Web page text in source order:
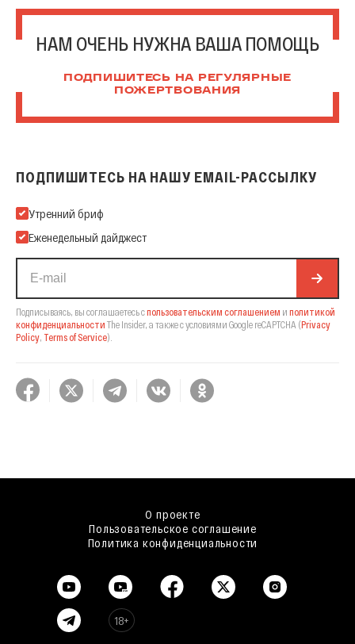
НАМ ОЧЕНЬ НУЖНА ВАША ПОМОЩЬ
ПОДПИШИТЕСЬ НА РЕГУЛЯРНЫЕ
ПОЖЕРТВОВАНИЯ
ПОДПИШИТЕСЬ НА НАШУ EMAIL-РАССЫЛКУ
Подпишитесь на нашу Email-рассылку
Утренний бриф
Еженедельный дайджест
Подписываясь, вы соглашаетесь спользовательским соглашением и политикой
конфиденциальности The Insider, а также с условиями Google reCAPTCHA (Privacy
Policy, Terms of Service).
О проекте
Пользовательское соглашение
Политика конфиденциальности
18+